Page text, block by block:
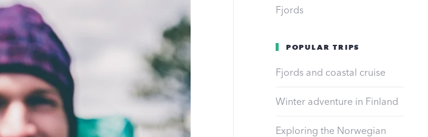
Fjords
POPULAR TRIPS
Fjords and coastal cruise
Winter adventure in Finland
Exploring the Norwegian